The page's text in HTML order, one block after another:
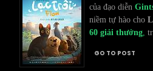
của đạo diễn
niềm tự hào cho
60 giải thưởng,
GO TO POST